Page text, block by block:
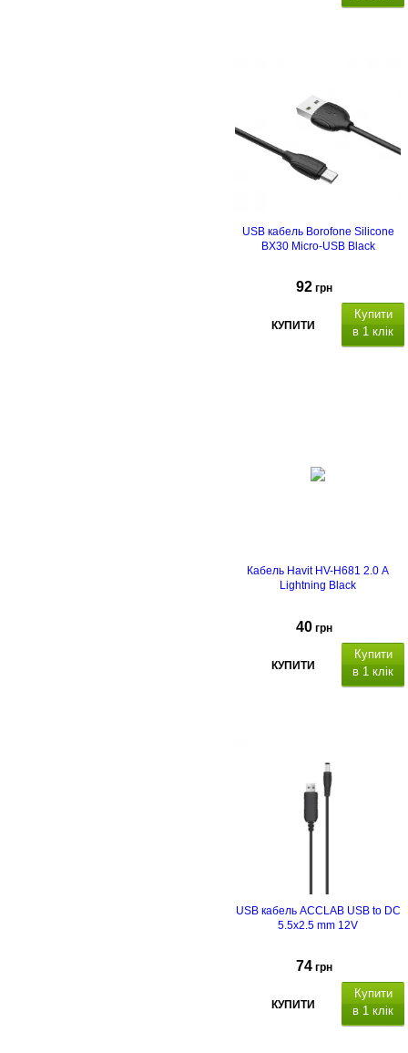
USB кабель Borofone Silicone
BX30 Micro-USB Black
92 грн
КУПИТИ
Купити
в 1 клік
Кабель Havit HV-H681 2.0 A
Lightning Black
40 грн
КУПИТИ
Купити
в 1 клік
USB кабель ACCLAB USB to DC
5.5х2.5 mm 12V
74 грн
КУПИТИ
Купити
в 1 клік